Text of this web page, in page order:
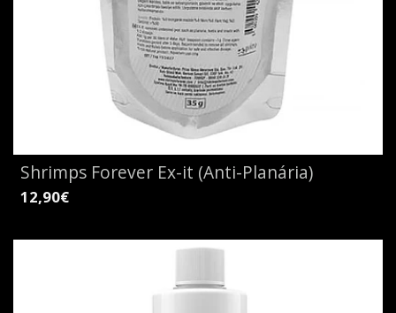
Shrimps Forever Ex-it (Anti-Planária)
12,90€